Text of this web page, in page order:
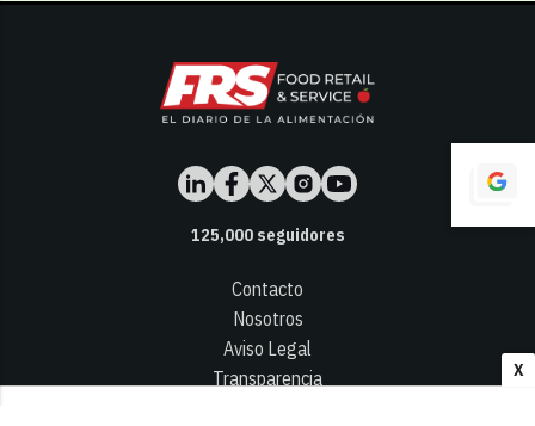
X
125,000seguidores
Contacto
Nosotros
Aviso Legal
Transparencia